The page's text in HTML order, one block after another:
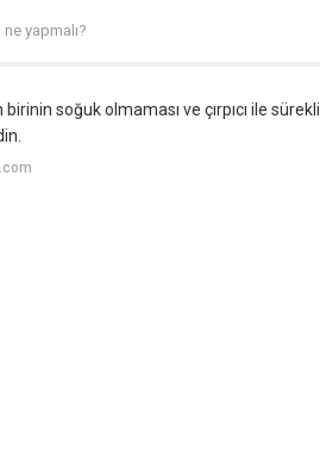
yapmalı?
soğuk olmaması ve çırpıcı ile sürekli